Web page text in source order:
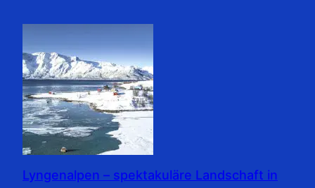
Lyngenalpen – spektakuläre Landschaft in